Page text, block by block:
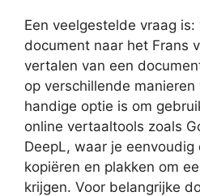
Een veelgestelde vraag is:
document naar het Frans
vertalen van een
op verschillende
handige optie is om
online vertaaltools zoals
DeepL, waar je
kopiëren en plakken om
krijgen. Voor belangrijke